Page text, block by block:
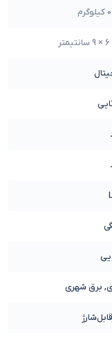
برق شهری